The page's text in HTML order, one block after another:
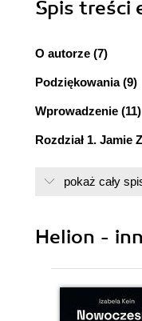
Spis treści
O autorze (7)
Podziękowania (9)
Wprowadzenie (11)
Rozdział 1. Jamie
Rozdział 4.
Rozdział 6. Joe
Rozdział 7.
pokaż cały
Helion -